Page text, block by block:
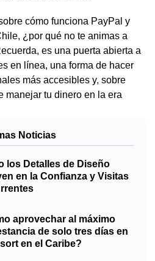
cómo funciona PayPal y
¿por qué no te animas a
es una puerta abierta a
en línea, una forma de hacer
más accesibles y, sobre
manejar tu dinero en la era
Noticias
los Detalles de Diseño
en la Confianza y Visitas
aprovechar al máximo
de solo tres días en
en el Caribe?